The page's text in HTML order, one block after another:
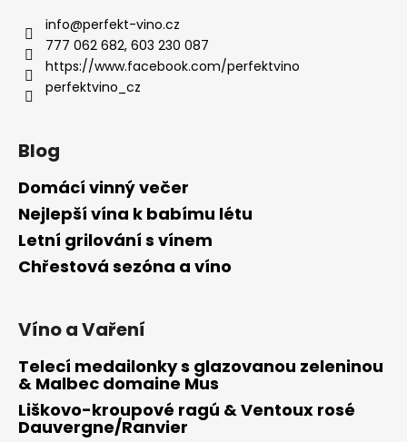
info@perfekt-vino.cz
777 062 682, 603 230 087
https://www.facebook.com/perfektvino
perfektvino_cz
Blog
Domácí vinný večer
Nejlepší vína k babímu létu
Letní grilování s vínem
Chřestová sezóna a víno
Víno a Vaření
Telecí medailonky s glazovanou zeleninou
& Malbec domaine Mus
Liškovo-kroupové ragú & Ventoux rosé
Dauvergne/Ranvier